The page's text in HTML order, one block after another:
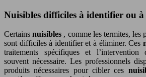
Nuisibles difficiles à identifier ou
Certainsnuisibles , comme les termites, les
sont difficiles à identifier et à éliminer. Ces
traitements spécifiques et l’intervention
souvent nécessaire. Les professionnels
produits nécessaires pour cibler ces